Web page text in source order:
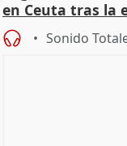
en Ceuta tras la
Sonido